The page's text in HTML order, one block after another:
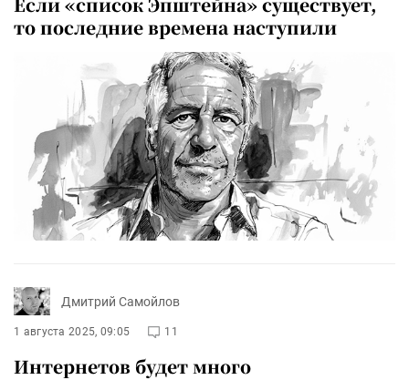
то последние времена наступили
Дмитрий Самойлов
1 августа 2025, 09:05 11
Интернетов будет много